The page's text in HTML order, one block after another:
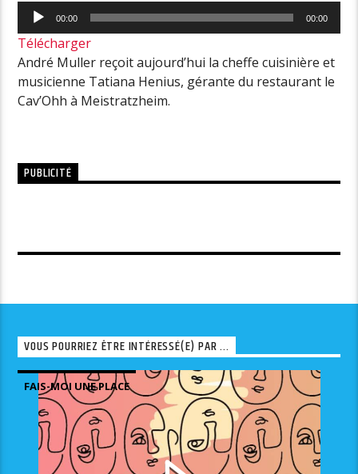
Lecteur
audio
00:00 00:00
Télécharger
André Muller reçoit aujourd’hui la cheffe cuisinière et
musicienne Tatiana Henius, gérante du restaurant le
Cav’Ohh à Meistratzheim.
PUBLICITÉ
VOUS POURRIEZ ÊTRE INTÉRESSÉ(E) PAR ...
FAIS-MOI UNE PLACE